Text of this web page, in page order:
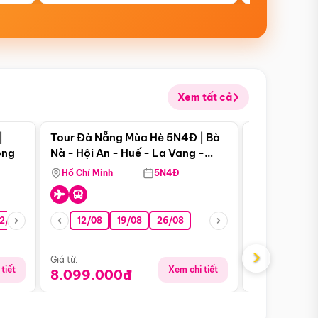
Xem tất cả
08 26/08 05/09 09/09 12/09
tiết
Điểm nổi bật
Tour Đà Nẵng Mùa Hè 5N4Đ | Bà
Nà - Hội An - Huế - La Vang -
Động Thiên Đường
Hồ Chí Minh 5N4Đ
12/08 19/08 26/08
Giá từ:
8.099.000đ Xem chi tiết
Giá từ:
›